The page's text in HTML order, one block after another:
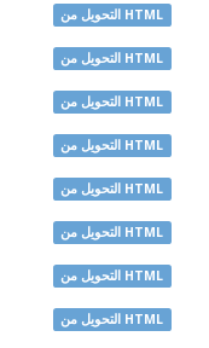
التحويل من HTML
التحويل من HTML
التحويل من HTML
التحويل من HTML
التحويل من HTML
التحويل من HTML
التحويل من HTML
التحويل من HTML